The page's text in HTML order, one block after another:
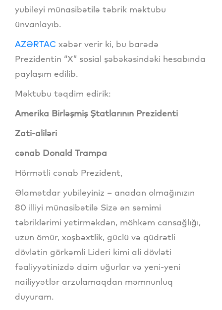
yubileyi münasibətilə təbrik məktubu
ünvanlayıb.
AZƏRTAC xəbər verir ki, bu barədə
Prezidentin “X” sosial şəbəkəsindəki hesabında
paylaşım edilib.
Məktubu təqdim edirik:
Amerika Birləşmiş Ştatlarının Prezidenti
Zati-aliləri
cənab Donald Trampa
Hörmətli cənab Prezident,
Əlamətdar yubileyiniz – anadan olmağınızın
80 illiyi münasibətilə Sizə ən səmimi
təbriklərimi yetirməkdən, möhkəm cansağlığı,
uzun ömür, xoşbəxtlik, güclü və qüdrətli
dövlətin görkəmli Lideri kimi ali dövləti
fəaliyyətinizdə daim uğurlar və yeni-yeni
nailiyyətlər arzulamaqdan məmnunluq
duyuram.